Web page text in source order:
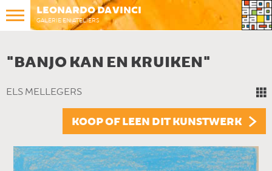
LEONARDO DA VINCI
GALERIE EN ATELIERS
"BANJO KAN EN KRUIKEN"
ELS MELLEGERS
KOOP OF LEEN DIT KUNSTWERK